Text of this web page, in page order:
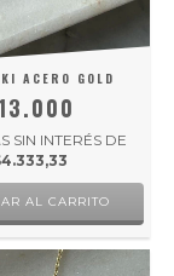
ACERO GOLD
SIN INTERÉS DE